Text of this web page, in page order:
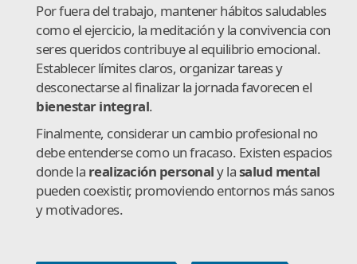
Por fuera del trabajo, mantener hábitos saludables
como el ejercicio, la meditación y la convivencia con
seres queridos contribuye al equilibrio emocional.
Establecer límites claros, organizar tareas y
desconectarse al finalizar la jornada favorecen el
bienestar integral.
Finalmente, considerar un cambio profesional no
debe entenderse como un fracaso. Existen espacios
donde la realización personaly lasalud mental
pueden coexistir, promoviendo entornos más sanos
y motivadores.